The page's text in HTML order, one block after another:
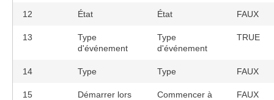
12 État État FAUX
13
Type
d'événement
Type
d'événement
TRUE
14 Type Type FAUX
15
Démarrer lors
Commencer à
FAUX